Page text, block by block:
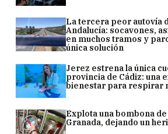
La tercera peor autovía
Andalucía: socavones,
en muchos tramos y
única solución
Jerez estrena la única
provincia de Cádiz: una
bienestar para respirar
Explota una bombona de
Granada, dejando un